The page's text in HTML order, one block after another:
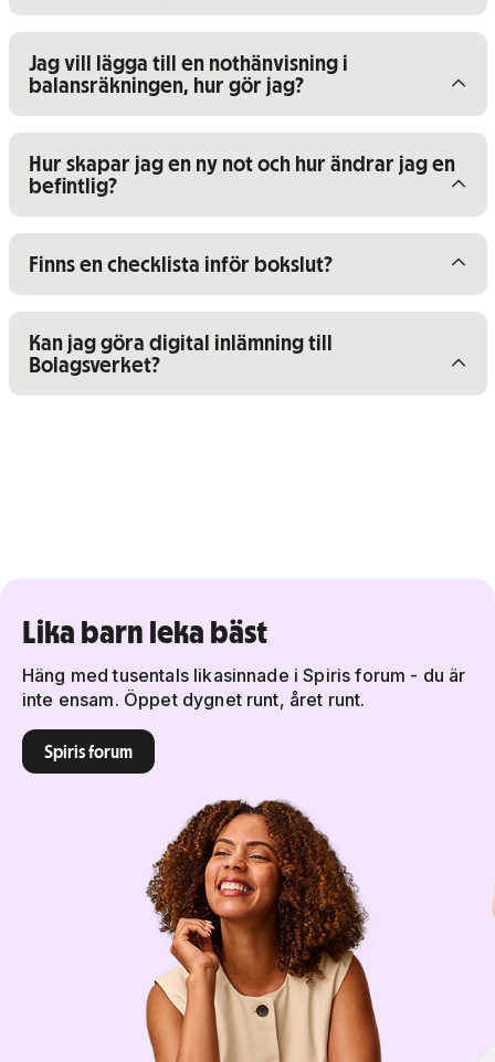
Visa/dölj innehåll för
Jag vill lägga till en nothänvisning i
balansräkningen, hur gör jag?
Visa/dölj innehåll för
Hur skapar jag en ny not och hur ändrar jag en
befintlig?
Visa/dölj innehåll för
Finns en checklista inför bokslut?
Visa/dölj innehåll för
Kan jag göra digital inlämning till
Bolagsverket?
Lika barn leka bäst
Häng med tusentals likasinnade i Spiris forum - du är
inte ensam. Öppet dygnet runt, året runt.
Spiris forum